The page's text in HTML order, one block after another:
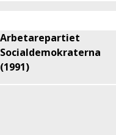
Arbetarepartiet
Socialdemokraterna
(1991)